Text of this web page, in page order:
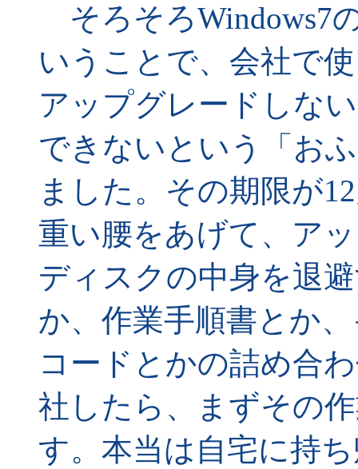
そろそろWindows7
いうことで、会社で
アップグレードしな
できないという「お
ました。その期限が
重い腰をあげて、ア
ディスクの中身を退
か、作業手順書とか
コードとかの詰め合
社したら、まずその
す。本当は自宅に持